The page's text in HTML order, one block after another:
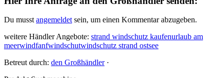
Du musst angemeldet sein, um einen Kommentar abzugeben.
weitere Händler Angebote: strand windschutz kaufenurlaub am
meerwindfanfwindschutwindschutz strand ostsee
Betreut durch: den Großhändler·